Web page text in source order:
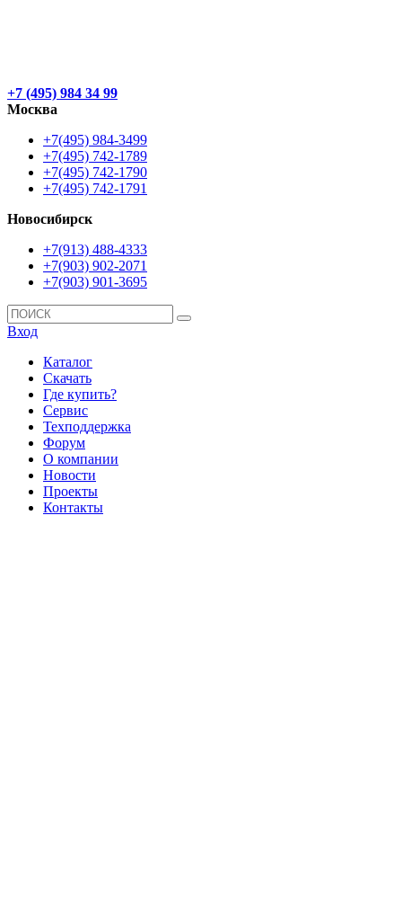
+7 (495) 984 34 99
Москва
+7(495) 984-3499
+7(495) 742-1789
+7(495) 742-1790
+7(495) 742-1791
Новосибирск
+7(913) 488-4333
+7(903) 902-2071
+7(903) 901-3695
Вход
Каталог
Скачать
Где купить?
Сервис
Техподдержка
Форум
О компании
Новости
Проекты
Контакты